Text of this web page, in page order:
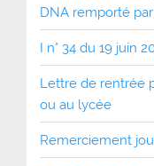
DNA remporté
I n° 34 du 19 juin
Lettre de rentrée
ou au lycée
Remerciement